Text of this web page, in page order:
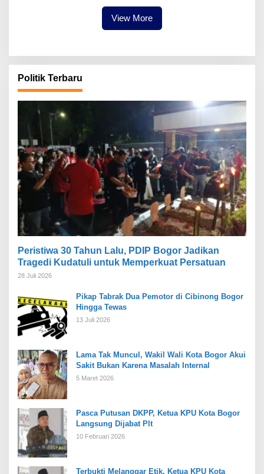
View More
Politik Terbaru
Peristiwa 30 Tahun Lalu, PDIP Bogor Jadikan
Tragedi Kudatuli untuk Memperkuat Persatuan
28 Juli 2026
Pikap Tabrak Dua Pemotor di Cibinong Bogor
Hingga Tewas
13 Juli 2026
Lama Tak Muncul, Wakil Wali Kota Bogor Akui
Sakit Bukan Karena Masalah Internal
5 Maret 2026
Pasca Putusan DKPP, Ketua KPU Kota Bogor
Langsung Dijabat Plt
10 Februari 2026
Terbukti Melanggar Etik, Ketua KPU Kota